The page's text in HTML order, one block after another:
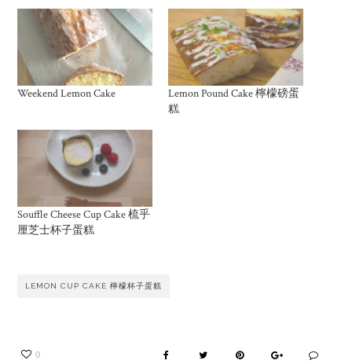
Weekend Lemon Cake
Lemon Pound Cake 檸檬磅蛋
糕
Souffle Cheese Cup Cake 梳乎
厘芝士杯子蛋糕
LEMON CUP CAKE 檸檬杯子蛋糕
0